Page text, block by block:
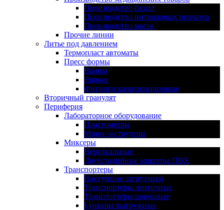
Производство бахил
Производство нитриловых перчаток
Производство масок
Прочие линии
Литье под давлением
Термопласт автоматы
Пресс формы
Ванны
Ящики
Фитинги канализационные
Вторичный гранулят
Периферия
Лабораторное оборудование
Пластометры
Мини-экструдеры
Миксеры
Вертикальные
Двухстадийные миксеры ПВХ
Транспортеры
Вакуумные загрузчики
Транспортеры ленточные
Транспортёры шнековые
Бункеры выгружные